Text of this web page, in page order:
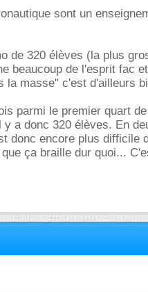
sont un
de 320 élèves (la plus
beaucoup de l'esprit fac
masse" c'est d'ailleurs
parmi le premier quart
a donc 320 élèves. En
donc encore plus difficile
ça braille dur quoi...